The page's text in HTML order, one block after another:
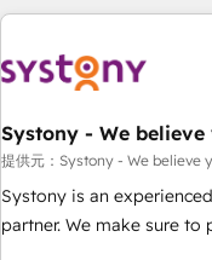
Consulting - HubSpot CRM Implementation - HubSpot
Audit & Optimization Strategic Solutions: - Revenue
HubSpot CMS Website
empower our clients to
providing transparent,
over 300 HubSpot
Systony - We
提供元：Systony - We believe
Systony is an
partner. We make sure